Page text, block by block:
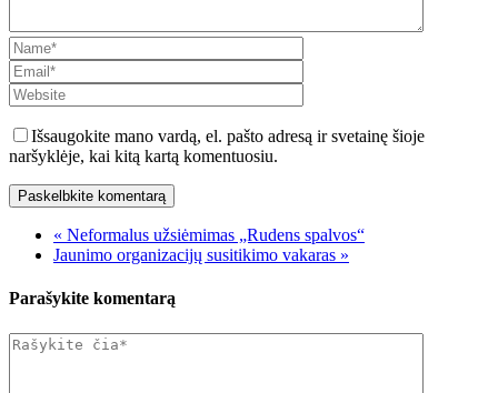
Išsaugokite mano vardą, el. pašto adresą ir svetainę šioje
naršyklėje, kai kitą kartą komentuosiu.
« Neformalus užsiėmimas „Rudens spalvos“
Jaunimo organizacijų susitikimo vakaras »
Parašykite komentarą